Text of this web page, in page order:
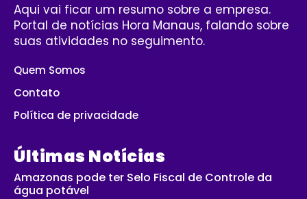
Aqui vai ficar um resumo sobre a empresa.
Portal de notícias Hora Manaus, falando sobre
suas atividades no seguimento.
Quem Somos
Contato
Política de privacidade
Últimas Notícias
Amazonas pode ter Selo Fiscal de Controle da
água potável